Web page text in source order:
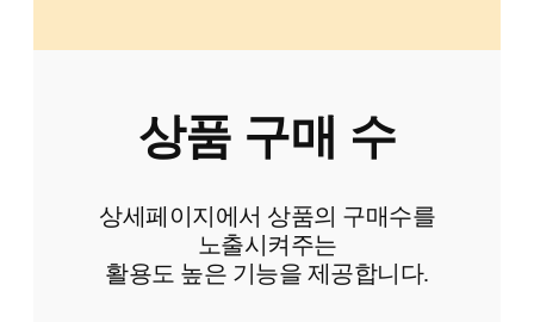
상품 구매 수
상세페이지에서 상품의 구매수를
노출시켜주는
활용도 높은 기능을 제공합니다.